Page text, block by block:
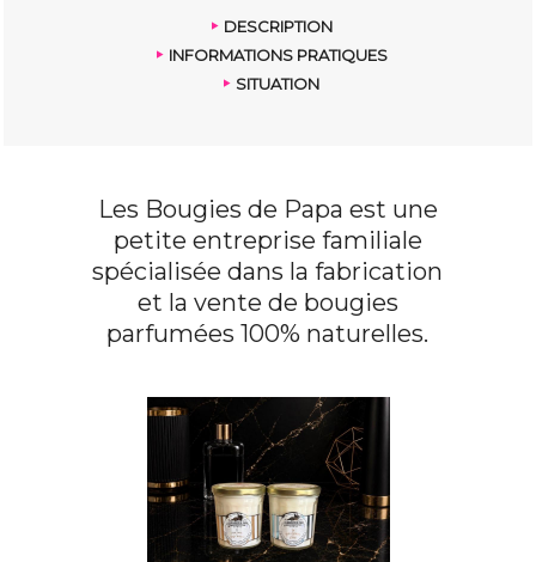
DESCRIPTION
INFORMATIONS PRATIQUES
SITUATION
Les Bougies de Papa est une
petite entreprise familiale
spécialisée dans la fabrication
et la vente de bougies
parfumées 100% naturelles.